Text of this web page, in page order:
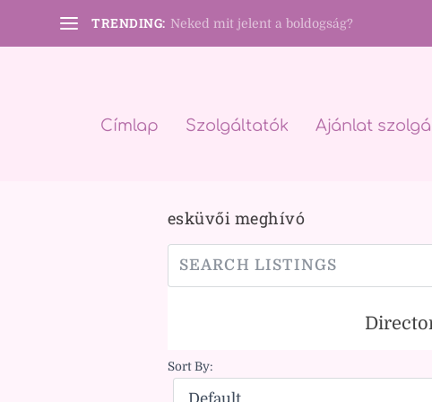
TRENDING: Neked mit jelent a boldogság?
Címlap Szolgáltatók Ajánlat
esküvői meghívó
Sort By: